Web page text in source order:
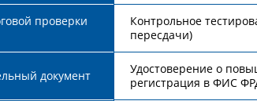
проверки
Контрольное
пересдачи)
документ
Удостоверение о
регистрация в ФИС